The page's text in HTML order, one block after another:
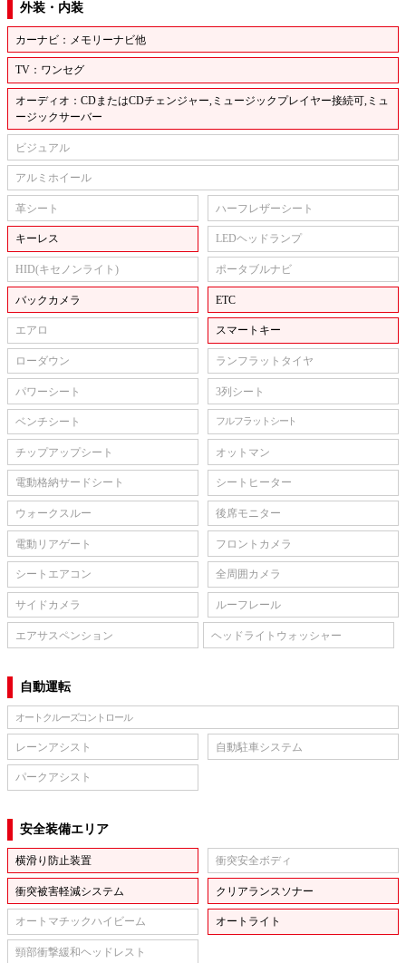
外装・内装
カーナビ：メモリーナビ他
TV：ワンセグ
オーディオ：CDまたはCDチェンジャー,ミュージックプレイヤー接続可,ミュ
ージックサーバー
ビジュアル
アルミホイール
革シート ハーフレザーシート
キーレス LEDヘッドランプ
HID(キセノンライト) ポータブルナビ
バックカメラ ETC
エアロ スマートキー
ローダウン ランフラットタイヤ
パワーシート 3列シート
ベンチシート フルフラットシート
チップアップシート オットマン
電動格納サードシート シートヒーター
ウォークスルー 後席モニター
電動リアゲート フロントカメラ
シートエアコン 全周囲カメラ
サイドカメラ ルーフレール
エアサスペンション ヘッドライトウォッシャー
自動運転
オートクルーズコントロール
レーンアシスト 自動駐車システム
パークアシスト
安全装備エリア
横滑り防止装置 衝突安全ボディ
衝突被害軽減システム クリアランスソナー
オートマチックハイビーム オートライト
頸部衝撃緩和ヘッドレスト